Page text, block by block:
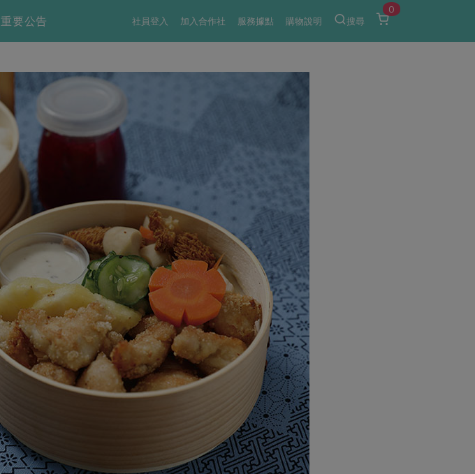
社員登入 加入合作社 服務據點 購物說明 搜尋
0
重要公告